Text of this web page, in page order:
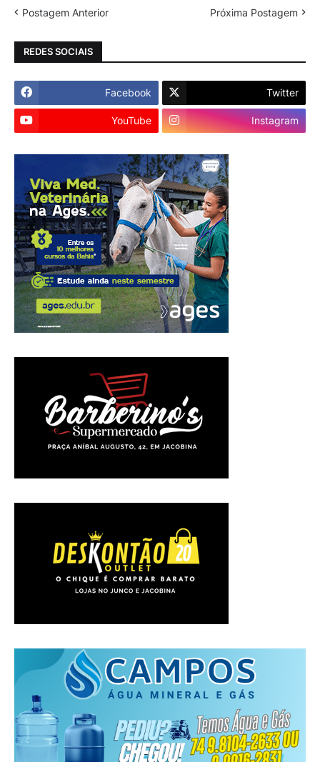
Postagem Anterior Próxima Postagem
REDES SOCIAIS
Facebook Twitter
YouTube Instagram